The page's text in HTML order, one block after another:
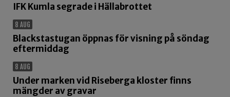
IFK Kumla segrade i Hällabrottet
8 AUG
Blackstastugan öppnas för visning på söndag
eftermiddag
8 AUG
Under marken vid Riseberga kloster finns
mängder av gravar